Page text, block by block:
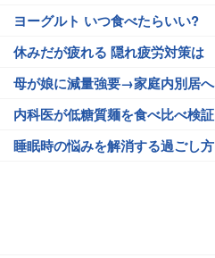
ヨーグルト いつ食べたらいい?
休みだが疲れる 隠れ疲労対策は
母が娘に減量強要→家庭内別居へ
内科医が低糖質麺を食べ比べ検証
睡眠時の悩みを解消する過ごし方